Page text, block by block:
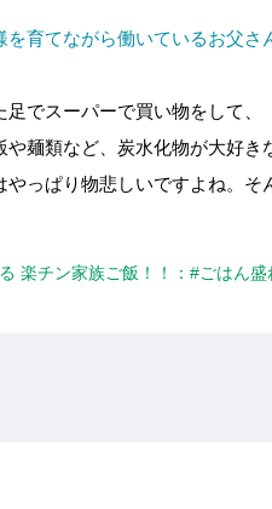
育てながら働いているお父さ
でスーパーで買い物をして
麺類など、炭水化物が大好き
っぱり物悲しいですよね。
楽チン家族ご飯！！：#ごはん盛